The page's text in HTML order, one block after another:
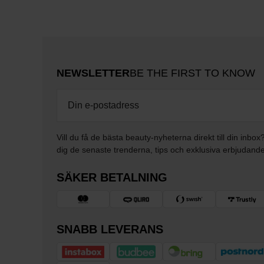
NEWSLETTERBE THE FIRST TO KNOW
Vill du få de bästa beauty-nyheterna direkt till din
dig de senaste trenderna, tips och exklusiva
SÄKER BETALNING
SNABB LEVERANS